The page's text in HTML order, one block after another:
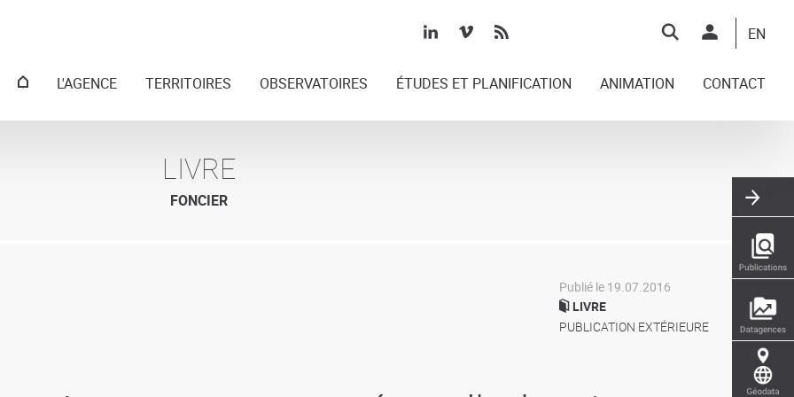
Top
EN
MenuL'AGENCE TERRITOIRES OBSERVATOIRES ÉTUDES ET PLANIFICATION ANIMATION CONTACT
LIVRE
FONCIER
Publié le 19.07.2016
LIVRE
PUBLICATION EXTÉRIEURE